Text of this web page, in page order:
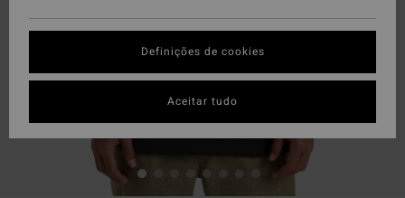
Definições de cookies
Aceitar tudo